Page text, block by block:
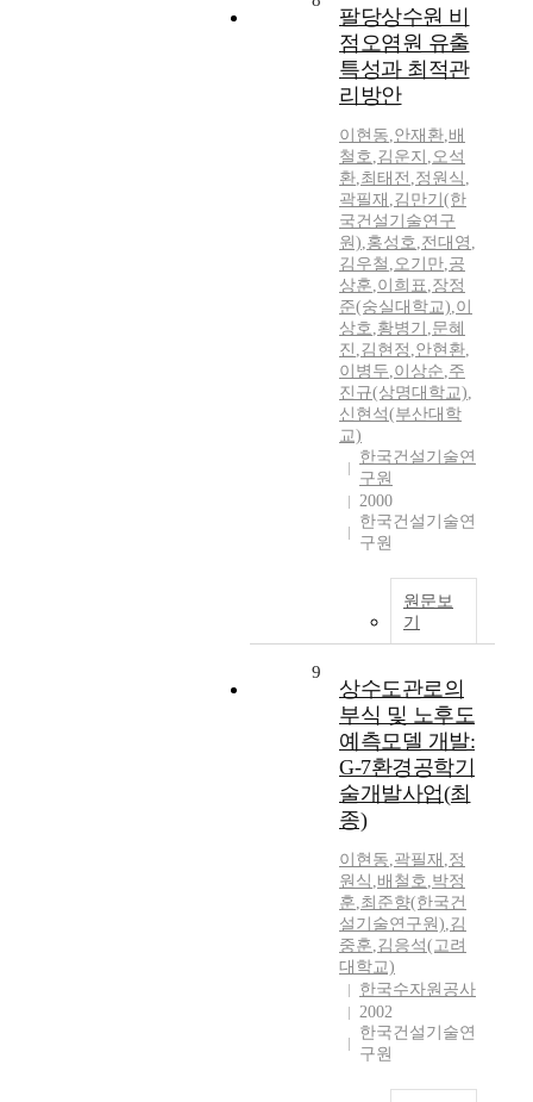
팔당상수원 비
점오염원 유출
특성과 최적관
리방안
이현동,안재환,배
철호,김운지 ,오석
환,최태전 ,정원식 ,
곽필재 ,김만기(한
국건설기술연구
원),홍성호,전대영 ,
김우철 ,오기만,공
상훈,이희표,장정
준(숭실대학교),이
상호,황병기 ,문혜
진 ,김현정 ,안현환,
이병두,이상순,주
진규(상명대학교),
신현석(부산대학
교)
한국건설기술연
구원
2000
한국건설기술연
구원
원문보
기
9
상수도관로의
부식 및 노후도
예측모델 개발:
G-7환경공학기
술개발사업(최
종)
이현동,곽필재 ,정
원식 ,배철호,박정
훈,최준향(한국건
설기술연구원),김
중훈,김응석(고려
대학교)
한국수자원공사
2002
한국건설기술연
구원